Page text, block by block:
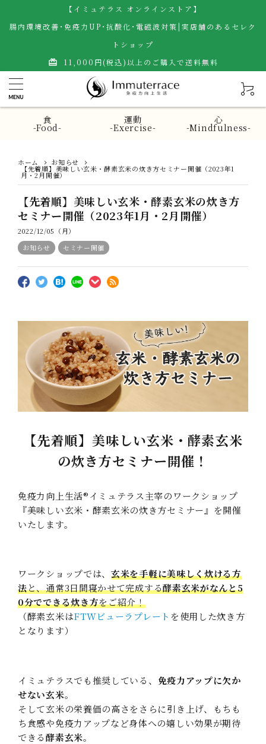
【イミュテラス オンラインストア】
腸内環境改善･免疫力UP･抗酸化･電磁波対策|実店舗のあるセレク
トショップ
card_giftcard 11,000円(税込)以上のご購入で送料無料
食
-Food-
運動
-Exercise-
心
-Mindfulness-
ホーム お知らせ
【先着順】美味しい玄米・酵素玄米の炊き方セミナー開催（2023年1
月・2月開催）
【先着順】美味しい玄米・酵素玄米の炊き方
セミナー開催（2023年1月・2月開催）
2022/12/05（月）
お知らせ
セミナー開催
【先着順】美味しい玄米・酵素玄米
の炊き方セミナー開催！
免疫力向上生活®イミュテラス主宰のワークショップ
『美味しい玄米・酵素玄米の炊き方セミナー』を開催
いたします。
ワークショップでは、 玄米を手軽に美味しく炊ける方
法と、通常3日間寝かせて完成する酵素玄米がなんと5
0分でできる炊き方をご紹介！
（酵素玄米はFTWビューラプレート を使用した炊き方
となります）
イミュテラスでも推奨している、 免疫力アップに欠か
せない玄米。
そして玄米の栄養価の高さをさらに引き上げ、もちも
ち食感や免疫力アップなど身体への嬉しい効果が期待
できる酵素玄米。